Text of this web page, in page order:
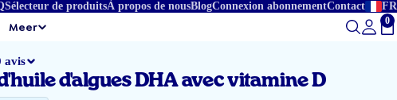
Sélecteur de produitsÀ propos de nousBlogConnexion abonnementContact FR
Meer 0
avis
d'algues DHA avec vitamine D